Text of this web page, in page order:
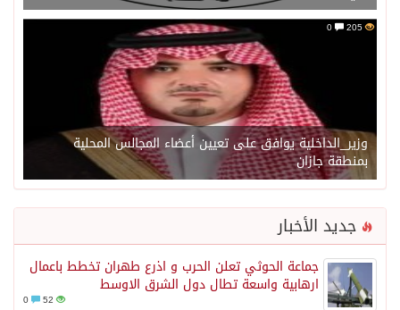
205
وزير_الداخلية يوافق على تعيين أعضاء المجالس المحلية
بمنطقة جازان
جديد الأخبار
جماعة الحوثي تعلن الحرب و اذرع طهران تخطط باعمال
ارهابية واسعة تطال دول الشرق الاوسط
52